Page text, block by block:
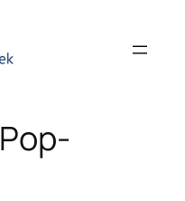
Pop-